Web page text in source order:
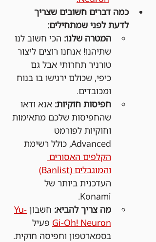
כמה דברים חשובים שצריך
לדעת לפני שמתחילים:
המטרה שלנו: הכי חשוב לנו
שתיהנו! אנחנו רוצים ליצור
טורניר תחרותי אבל גם
כיפי, שכולם ירגישו בו בנוח
ומכובדים.
חפיסות חוקיות: אנא ודאו
שהחפיסות שלכם מתאימות
וחוקיות לפורמט
Advanced, כולל רשימת
הקלפים האסורים
והמוגבלים (Banlist)
העדכנית ביותר של
Konami.
מה צריך להביא: חשבון Yu-
Gi-Oh! Neuron פעיל
בסמארטפון וחפיסה חוקית.